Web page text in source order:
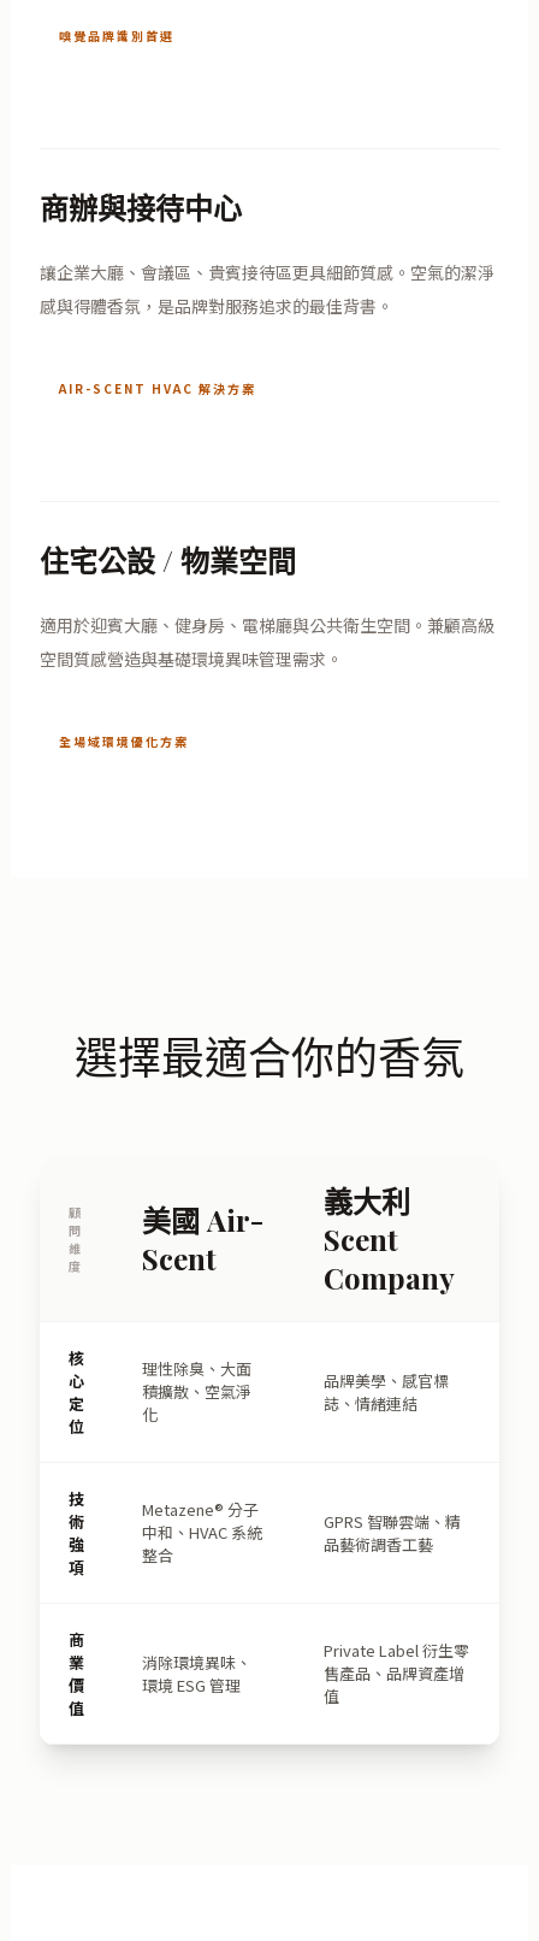
嗅覺品牌識別首選
商辦與接待中心
讓企業大廳、會議區、貴賓接待區更具細節質感。空氣的潔淨
感與得體香氛，是品牌對服務追求的最佳背書。
AIR-SCENT HVAC 解決方案
住宅公設 / 物業空間
適用於迎賓大廳、健身房、電梯廳與公共衛生空間。兼顧高級
空間質感營造與基礎環境異味管理需求。
全場域環境優化方案
選擇最適合你的香氛
顧
問
維
度
美國 Air-
Scent
義大利
Scent
Company
核
心
定
位
理性除臭、大面
積擴散、空氣淨
化
品牌美學、感官標
誌、情緒連結
技
術
強
項
Metazene® 分子
中和、HVAC 系統
整合
GPRS 智聯雲端、精
品藝術調香工藝
商
業
價
值
消除環境異味、
環境 ESG 管理
Private Label 衍生零
售產品、品牌資產增
值